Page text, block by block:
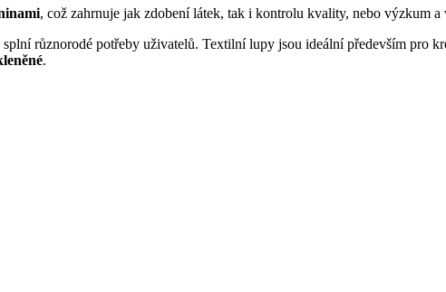
, což zahrnuje jak zdobení látek, tak i kontrolu kvality, nebo výzkum a
splní různorodé potřeby uživatelů. Textilní lupy jsou ideální především pro
.